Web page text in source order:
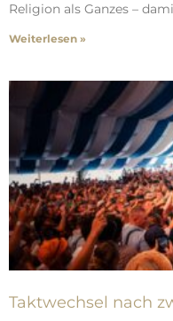
Religion als Ganzes –
Weiterlesen »
Taktwechsel nach